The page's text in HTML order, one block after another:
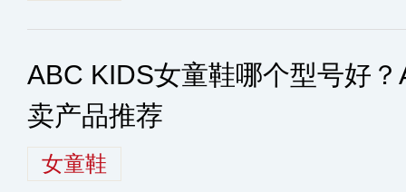
ABC KIDS女童鞋哪个型号好
卖产品推荐
女童鞋